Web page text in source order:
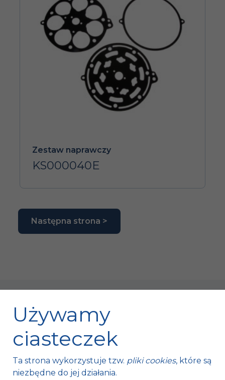
Zestaw naprawczy
KS000040E
Następna strona >
Mroczków 4a,
Używamy
ciasteczek
Ta strona wykorzystuje tzw. pliki cookies, które są
niezbędne do jej działania.